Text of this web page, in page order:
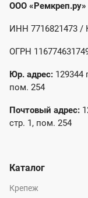
ООО «Ремкреп.ру»
ИНН 7716821473 /
ОГРН
Юр. адрес: 129344
пом. 254
Почтовый адрес:
стр. 1, пом. 254
Каталог
Крепеж